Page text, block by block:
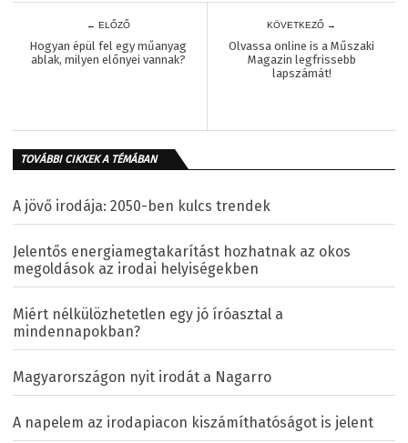
← ELŐZŐ
Hogyan épül fel egy műanyag
ablak, milyen előnyei vannak?
KÖVETKEZŐ →
Olvassa online is a Műszaki
Magazin legfrissebb
lapszámát!
TOVÁBBI CIKKEK A TÉMÁBAN
A jövő irodája: 2050-ben kulcs trendek
Jelentős energiamegtakarítást hozhatnak az okos
megoldások az irodai helyiségekben
Miért nélkülözhetetlen egy jó íróasztal a
mindennapokban?
Magyarországon nyit irodát a Nagarro
A napelem az irodapiacon kiszámíthatóságot is jelent